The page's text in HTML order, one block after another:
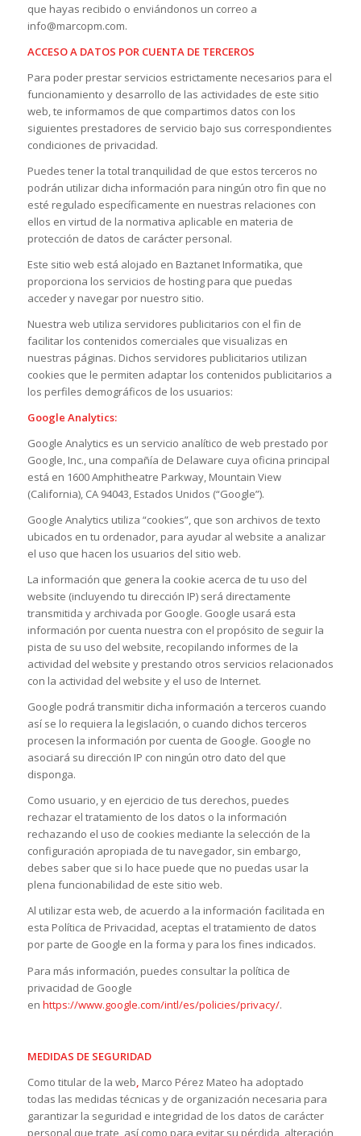
que hayas recibido o enviándonos un correo a
info@marcopm.com.
ACCESO A DATOS POR CUENTA DE TERCEROS
Para poder prestar servicios estrictamente necesarios para el
funcionamiento y desarrollo de las actividades de este sitio
web, te informamos de que compartimos datos con los
siguientes prestadores de servicio bajo sus correspondientes
condiciones de privacidad.
Puedes tener la total tranquilidad de que estos terceros no
podrán utilizar dicha información para ningún otro fin que no
esté regulado específicamente en nuestras relaciones con
ellos en virtud de la normativa aplicable en materia de
protección de datos de carácter personal.
Este sitio web está alojado en Baztanet Informatika, que
proporciona los servicios de hosting para que puedas
acceder y navegar por nuestro sitio.
Nuestra web utiliza servidores publicitarios con el fin de
facilitar los contenidos comerciales que visualizas en
nuestras páginas. Dichos servidores publicitarios utilizan
cookies que le permiten adaptar los contenidos publicitarios a
los perfiles demográficos de los usuarios:
Google Analytics:
Google Analytics es un servicio analítico de web prestado por
Google, Inc., una compañía de Delaware cuya oficina principal
está en 1600 Amphitheatre Parkway, Mountain View
(California), CA 94043, Estados Unidos (“Google”).
Google Analytics utiliza “cookies”, que son archivos de texto
ubicados en tu ordenador, para ayudar al website a analizar
el uso que hacen los usuarios del sitio web.
La información que genera la cookie acerca de tu uso del
website (incluyendo tu dirección IP) será directamente
transmitida y archivada por Google. Google usará esta
información por cuenta nuestra con el propósito de seguir la
pista de su uso del website, recopilando informes de la
actividad del website y prestando otros servicios relacionados
con la actividad del website y el uso de Internet.
Google podrá transmitir dicha información a terceros cuando
así se lo requiera la legislación, o cuando dichos terceros
procesen la información por cuenta de Google. Google no
asociará su dirección IP con ningún otro dato del que
disponga.
Como usuario, y en ejercicio de tus derechos, puedes
rechazar el tratamiento de los datos o la información
rechazando el uso de cookies mediante la selección de la
configuración apropiada de tu navegador, sin embargo,
debes saber que si lo hace puede que no puedas usar la
plena funcionabilidad de este sitio web.
Al utilizar esta web, de acuerdo a la información facilitada en
esta Política de Privacidad, aceptas el tratamiento de datos
por parte de Google en la forma y para los fines indicados.
Para más información, puedes consultar la política de
privacidad de Google
en https://www.google.com/intl/es/policies/privacy/.
MEDIDAS DE SEGURIDAD
Como titular de la web, Marco Pérez Mateo ha adoptado
todas las medidas técnicas y de organización necesaria para
garantizar la seguridad e integridad de los datos de carácter
personal que trate, así como para evitar su pérdida, alteración